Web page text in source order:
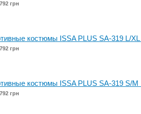
792 грн
костюмы ISSA PLUS SA-319 L/XL
792 грн
костюмы ISSA PLUS SA-319 S/M
792 грн